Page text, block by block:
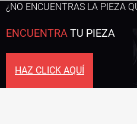
¿NO ENCUENTRAS LA PIEZA
ENCUENTRA TU PIEZA
HAZ CLICK AQUÍ